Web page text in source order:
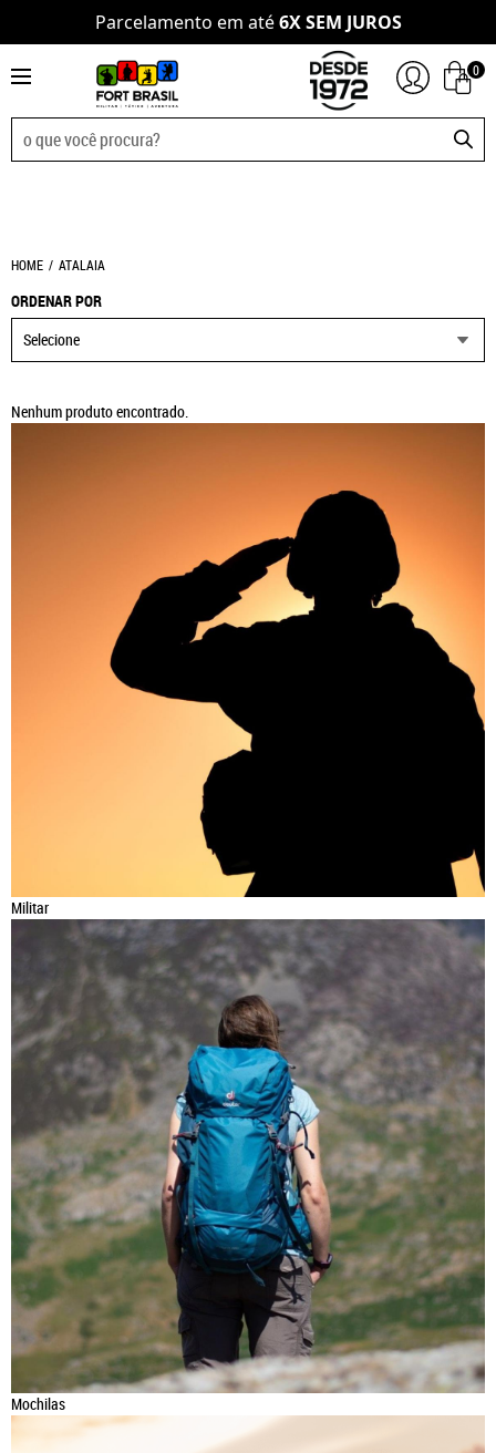
Parcelamento em até6X SEM JUROS
0
HOME ATALAIA
ORDENAR POR
Selecione
Nenhum produto encontrado.
Militar
Mochilas